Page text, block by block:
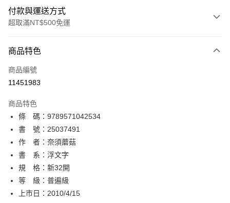
付款與運送方式
超取滿NT$500免運
信用卡一次付款
超商取貨付款
相關說明
【關於「AFTEE先享後付」】
AFTEE先享後付是「在收到商品之後才付款」的支付方式。 讓您購物簡單
便利好安心！
１．簡單：不需註冊會員、不需綁卡、不需儲值。
２．便利：只要手機號碼，簡訊認證，即可結帳。
３．安心：先確認商品／服務後，再付款。
【「AFTEE先享後付」結帳流程】
１．於結帳方式選擇「AFTEE先享後付」後，將跳轉至「AFTEE先享後付」
ATM付款
運送方式
全家取貨付款
每筆NT$80，滿NT$500(含以上)免運費
商品特色
商品編號
11451983
商品特色
條 碼：9789571042534
書 號：25037491
作 者：奈須蘑菇
書 系：浮文字
規 格：新32開
等 級：普遍級
上市日：2010/4/15